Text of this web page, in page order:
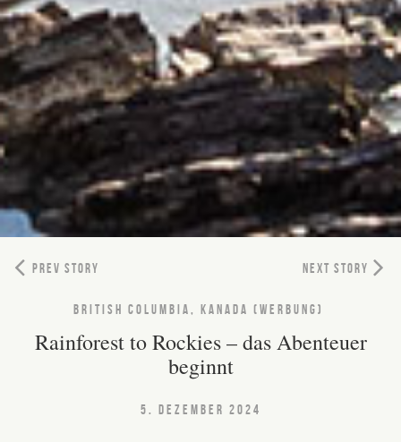
PREV STORY NEXT STORY
BRITISH COLUMBIA, KANADA (WERBUNG)
Rainforest to Rockies – das Abenteuer
beginnt
5. DEZEMBER 2024